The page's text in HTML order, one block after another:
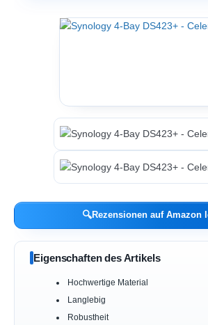
🔍Rezensionen auf Amazon
Eigenschaften des Artikels
Hochwertige Material
Langlebig
Robustheit